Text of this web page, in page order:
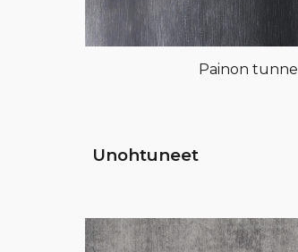
Painon tunne
Unohtuneet